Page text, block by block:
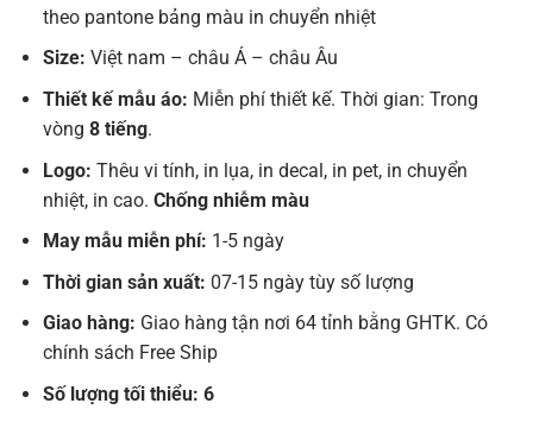
theo pantone bảng màu in chuyển nhiệt
Size: Việt nam – châu Á – châu Âu
Thiết kế mẫu áo: Miễn phí thiết kế. Thời gian: Trong
vòng 8 tiếng.
Logo: Thêu vi tính, in lụa, in decal, in pet, in chuyển
nhiệt, in cao. Chống nhiễm màu
May mẫu miễn phí: 1-5 ngày
Thời gian sản xuất: 07-15 ngày tùy số lượng
Giao hàng: Giao hàng tận nơi 64 tỉnh bằng GHTK. Có
chính sách Free Ship
Số lượng tối thiểu: 6